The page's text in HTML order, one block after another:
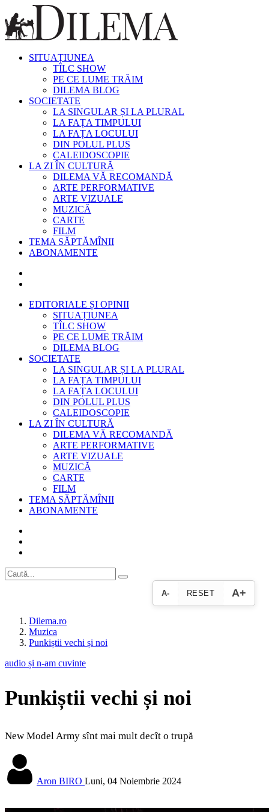
SITUAȚIUNEA
TÎLC SHOW
PE CE LUME TRĂIM
DILEMA BLOG
SOCIETATE
LA SINGULAR ȘI LA PLURAL
LA FAȚA TIMPULUI
LA FAȚA LOCULUI
DIN POLUL PLUS
CALEIDOSCOPIE
LA ZI ÎN CULTURĂ
DILEMA VĂ RECOMANDĂ
ARTE PERFORMATIVE
ARTE VIZUALE
MUZICĂ
CARTE
FILM
TEMA SĂPTĂMÎNII
ABONAMENTE
EDITORIALE ȘI OPINII
SITUAȚIUNEA
TÎLC SHOW
PE CE LUME TRĂIM
DILEMA BLOG
SOCIETATE
LA SINGULAR ȘI LA PLURAL
LA FAȚA TIMPULUI
LA FAȚA LOCULUI
DIN POLUL PLUS
CALEIDOSCOPIE
LA ZI ÎN CULTURĂ
DILEMA VĂ RECOMANDĂ
ARTE PERFORMATIVE
ARTE VIZUALE
MUZICĂ
CARTE
FILM
TEMA SĂPTĂMÎNII
ABONAMENTE
A- RESET A+
Dilema.ro
Muzica
Punkiștii vechi și noi
audio și n-am cuvinte
Punkiștii vechi și noi
New Model Army sînt mai mult decît o trupă
Aron BIRO Luni, 04 Noiembrie 2024